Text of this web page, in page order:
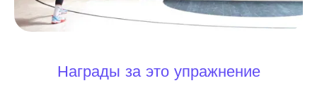
Награды за это упражнение